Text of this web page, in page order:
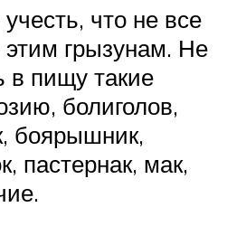
что не все
грызунам. Не
в пищу такие
болиголов,
боярышник,
пастернак, мак,